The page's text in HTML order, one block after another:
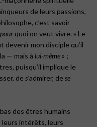
de leurs passions,
c’est savoir
pour quoi on veut vivre. » Le
devenir mon disciple qu’il
— mais à lui-même » ;
puisqu’il implique le
de s’admirer, de se
des êtres humains
leurs intérêts, leurs